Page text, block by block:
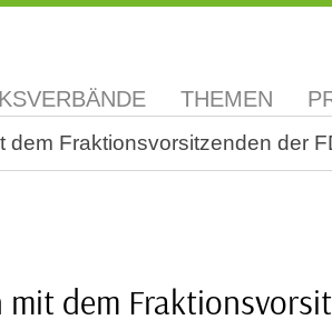
THEMEN
Fraktionsvorsitzenden der
dem